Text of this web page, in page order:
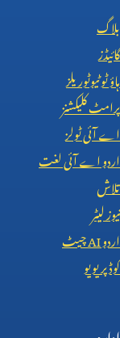
بلاگ
گائیڈز
ہاؤ ٹو ٹیوٹوریلز
پرامٹ کلیکشنز
اے آئی ٹولز
اردو اے آئی لغت
تلاش
نیوز لیٹر
اردوAIچیٹ
کوڈ پریویو